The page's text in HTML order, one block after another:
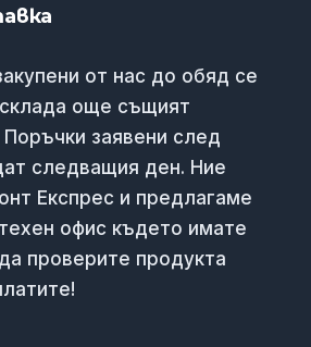
от нас до обяд се
още същият
заявени след
следващия ден. Ние
Експрес и предлагаме
офис където имате
проверите продукта